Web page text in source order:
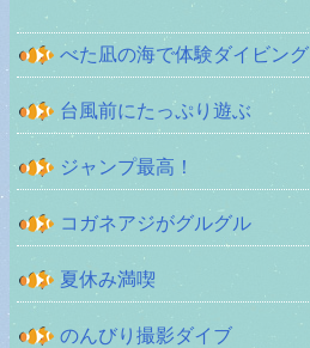
べた凪の海で体験ダイビング
台風前にたっぷり遊ぶ
ジャンプ最高！
コガネアジがグルグル
夏休み満喫
のんびり撮影ダイブ